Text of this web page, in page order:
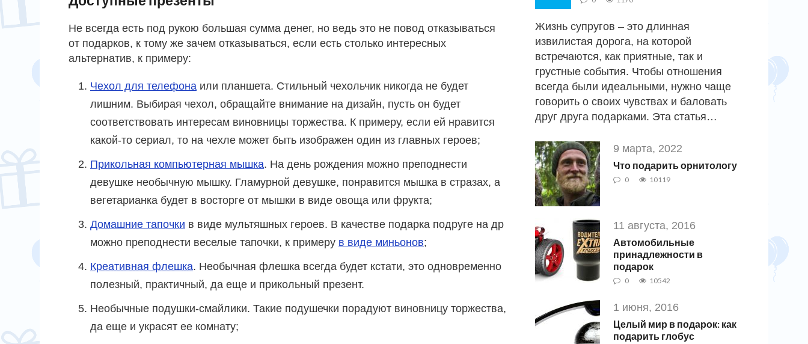
Не всегда есть под рукою большая сумма денег, но ведь это не повод отказываться
от подарков, к тому же зачем отказываться, если есть столько интересных
альтернатив, к примеру:
Чехол для телефона или планшета. Стильный чехольчик никогда не будет
лишним. Выбирая чехол, обращайте внимание на дизайн, пусть он будет
соответствовать интересам виновницы торжества. К примеру, если ей нравится
какой-то сериал, то на чехле может быть изображен один из главных героев;
Прикольная компьютерная мышка. На день рождения можно преподнести
девушке необычную мышку. Гламурной девушке, понравится мышка в стразах, а
вегетарианка будет в восторге от мышки в виде овоща или фрукта;
Домашние тапочки в виде мультяшных героев. В качестве подарка подруге на др
можно преподнести веселые тапочки, к примеру в виде миньонов;
Креативная флешка. Необычная флешка всегда будет кстати, это одновременно
полезный, практичный, да еще и прикольный презент.
Необычные подушки-смайлики. Такие подушечки порадуют виновницу торжества,
да еще и украсят ее комнату;
Жизнь супругов – это длинная
извилистая дорога, на которой
встречаются, как приятные, так и
грустные события. Чтобы отношения
всегда были идеальными, нужно чаще
говорить о своих чувствах и баловать
друг друга подарками. Эта статья…
9 марта, 2022
Что подарить орнитологу
0 10119
11 августа, 2016
Автомобильные
принадлежности в
подарок
0 10542
1 июня, 2016
Целый мир в подарок: как
подарить глобус